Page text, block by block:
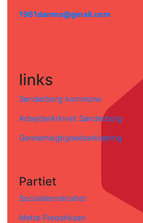
1981danma@gmail.com
links
Sønderborg kommune
ArbejderArkivet Sønderborg
Gennemsigtighedserklæring
Partiet
Socialdemokratiet
Mette Frederiksen